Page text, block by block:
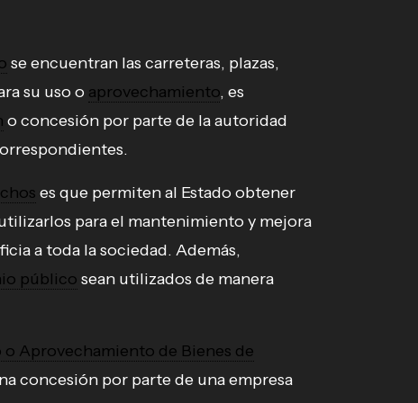
se encuentran las carreteras, plazas,
su uso o aprovechamiento, es
o concesión por parte de la autoridad
es que permiten al Estado obtener
para el mantenimiento y mejora
a toda la sociedad. Además,
público sean utilizados de manera
o Aprovechamiento de Bienes de
concesión por parte de una empresa